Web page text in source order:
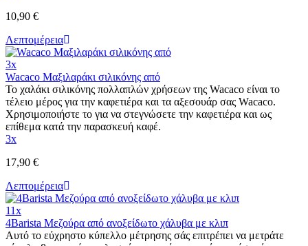
10,90 €
Λεπτομέρεια
3x
Wacaco Μαξιλαράκι σιλικόνης από
Το χαλάκι σιλικόνης πολλαπλών χρήσεων της Wacaco είναι το
τέλειο μέρος για την καφετιέρα και τα αξεσουάρ σας Wacaco.
Χρησιμοποιήστε το για να στεγνώσετε την καφετιέρα και ως
επίθεμα κατά την παρασκευή καφέ.
3x
17,90 €
Λεπτομέρεια
11x
4Barista Μεζούρα από ανοξείδωτο χάλυβα με κλιπ
Αυτό το εύχρηστο κύπελλο μέτρησης σάς επιτρέπει να μετράτε